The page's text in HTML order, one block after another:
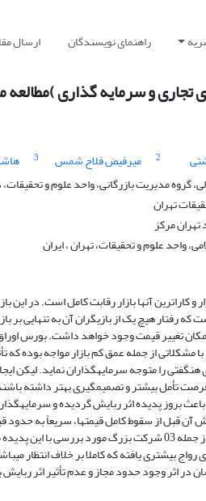
راهنمای نویسندگان ارسال
و سرمایه گذاری )مطالعه
2 میرفیض فلاح شمس 3
مدیریت بازرگانی، واحد علوم و تحقیقات،
تهران
مرکز
واحد علوم و تحقیقات، تهران ، ایران
و کاراترین آنها بازار رقابت کامل است. در این
رفتار هیچ یک از بازیگران آن به تنهایی بر
تغییر قیمت وجود خواهد داشت. بورس
مشکلاتی از جمله عمق کم بازار مواجه بوده که
هنگفتی را متوجه سرمایهگذاران نماید. لیکن
تأمل بیشتر و تصمیمگیری بهتر داشته
بروز پدیده اثر ربایش گردیده و
قبل از سقوط کامل قیمتها، سریعاً به
بوده و نکته
بیشتری یافته که کاملا بر خلاف انتظار
در اثر وجود حدود مجاز و عدم تأثیر اثر